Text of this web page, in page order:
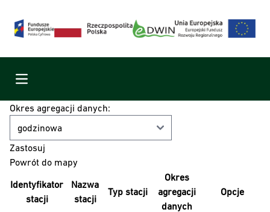
Menu
Okres agregacji danych:
Powrót do mapy
Identyfikator
stacji
Nazwa
stacji
Typ stacji
Okres
agregacji
danych
Opcje